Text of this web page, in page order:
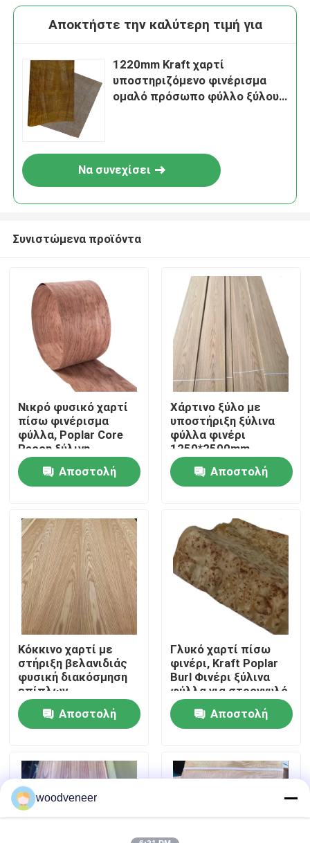
Σπίτι
Προϊόντα
Περίπου εμείς
Γύρος εργοστασίων
Ποιοτικός έλεγχος
Επαφή ΗΠΑ
Ζητήστε ένα απόσπασμα
Βαμμένος ξύλινος καπλαμάς
Φαλερί δαπέδου ξύλου
Αποκτήστε την καλύτερη τιμή για
1220mm Kraft χαρτί
υποστηριζόμενο φινέρισμα
ομαλό πρόσωπο φύλλο ξύλου
Να συνεχίσει
Συνιστώμενα προϊόντα
Νικρό φυσικό χαρτί
πίσω φινέρισμα
φύλλα, Poplar Core
Recon ξύλινη
φινέρισμα
Αποστολή
Χάρτινο ξύλο με
υποστήριξη ξύλινα
φύλλα φινέρι
1250*2500mm
Φυσικό κόκκινο
δρύολοΑποστολή
Κόκκινο χαρτί με
στήριξη βελανιδιάς
φυσική διακόσμηση
επίπλων
1250*2500mm
Αποστολή
Γλυκό χαρτί πίσω
φινέρι, Kraft Poplar
Burl Φινέρι ξύλινα
φύλλα για στρογγυλό
τραπέζι
Αποστολή
woodveneer